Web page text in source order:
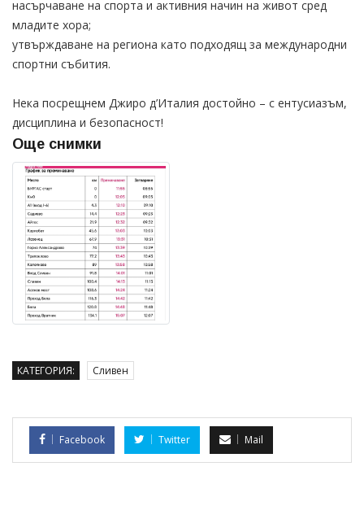
насърчаване на спорта и активния начин на живот сред
младите хора;
утвърждаване на региона като подходящ за международни
спортни събития.
Нека посрещнем Джиро д’Италия достойно – с ентусиазъм,
дисциплина и безопасност!
Още снимки
КАТЕГОРИЯ: Сливен
Facebook Twitter Mail